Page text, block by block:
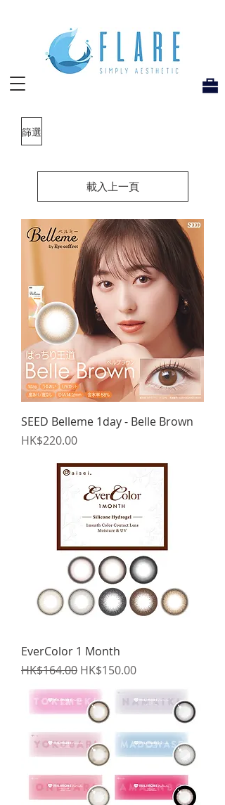
篩選
載入上一頁
SEED Belleme 1day - Belle Brown
價格
HK$220.00
EverColor 1 Month
一般價格
HK$164.00 促銷價格
HK$150.00